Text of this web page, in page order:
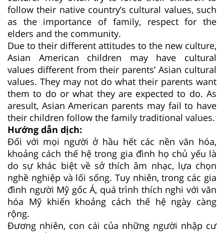
follow their native country’s cultural values, such
as the importance of family, respect for the
elders and the community.
Due to their different attitudes to the new culture,
Asian American children may have cultural
values different from their parents’ Asian cultural
values. They may not do what their parents want
them to do or what they are expected to do. As
aresult, Asian American parents may fail to have
their children follow the family traditional values.
Hướng dẫn dịch:
Đối với mọi người ở hầu hết các nền văn hóa,
khoảng cách thế hệ trong gia đình họ chủ yếu là
do sự khác biệt về sở thích âm nhạc, lựa chọn
nghề nghiệp và lối sống. Tuy nhiên, trong các gia
đình người Mỹ gốc Á, quá trình thích nghi với văn
hóa Mỹ khiến khoảng cách thế hệ ngày càng
rộng.
Đương nhiên, con cái của những người nhập cư